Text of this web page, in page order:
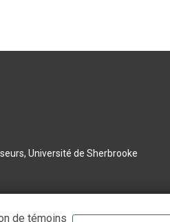
Université de Sherbrooke
de témoins